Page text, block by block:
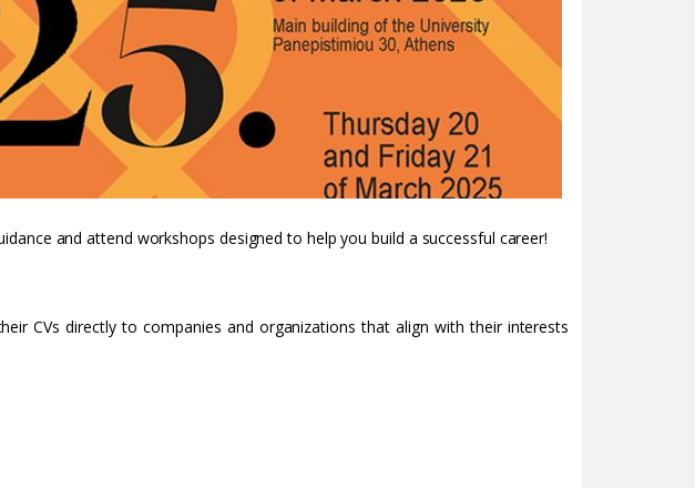
and attend workshops designed to help you build a successful career!
CVs directly to companies and organizations that align with their interests